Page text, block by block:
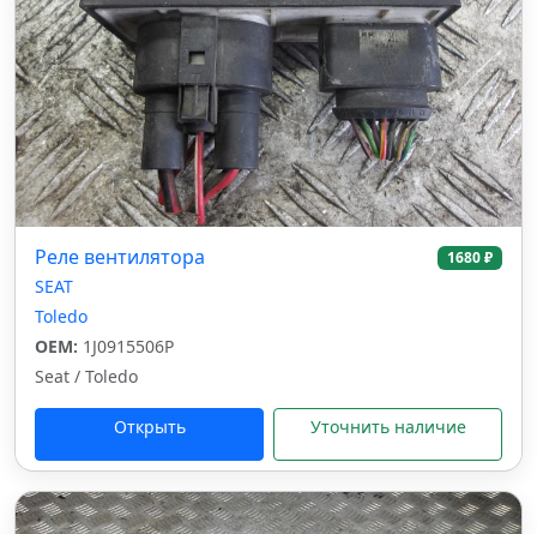
Реле вентилятора 1680 ₽
SEAT
Toledo
OEM: 1J0915506P
Seat / Toledo
Открыть Уточнить наличие